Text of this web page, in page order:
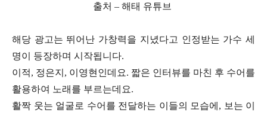
출처 – 해태 유튜브
해당 광고는 뛰어난 가창력을 지녔다고 인정받는 가수 세
명이 등장하며 시작됩니다.
이적, 정은지, 이영현인데요. 짧은 인터뷰를 마친 후 수어를
활용하여 노래를 부르는데요.
활짝 웃는 얼굴로 수어를 전달하는 이들의 모습에, 보는 이